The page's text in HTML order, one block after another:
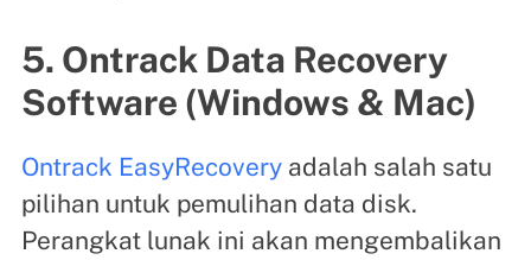
5. Ontrack Data Recovery
Software (Windows & Mac)
Ontrack EasyRecoveryadalah salah satu
pilihan untuk pemulihan data disk.
Perangkat lunak ini akan mengembalikan